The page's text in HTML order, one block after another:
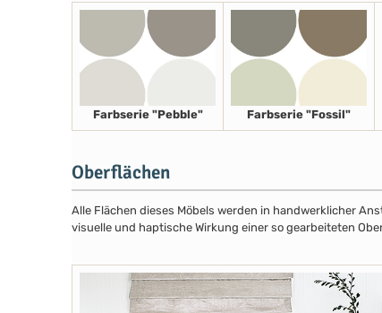
Farbserie "Pebble" Farbserie "Fossil"
Oberflächen
Alle Flächen dieses Möbels werden in handwerklicher
visuelle und haptische Wirkung einer so gearbeiteten